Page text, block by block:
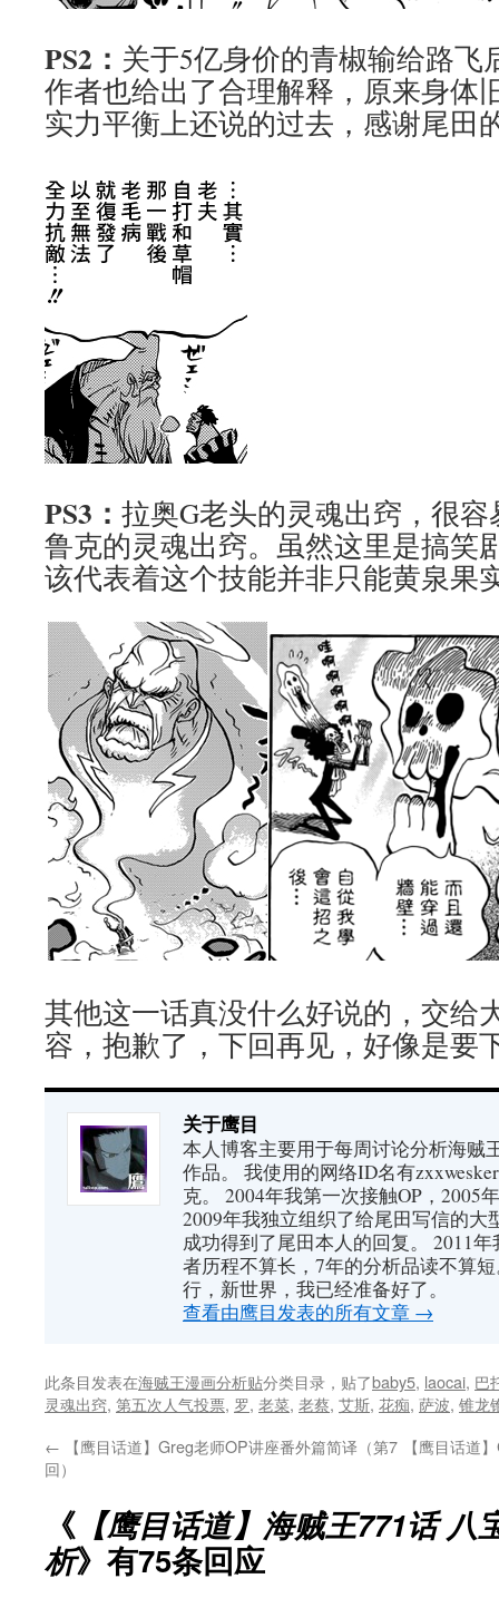
PS2： 关于5亿身价的青椒输给路飞
作者也给出了合理解释，原来身体
实力平衡上还说的过去，感谢尾田
PS3： 拉奥G老头的灵魂出窍，很
鲁克的灵魂出窍。虽然这里是搞笑
该代表着这个技能并非只能黄泉果
其他这一话真没什么好说的，交给
容，抱歉了，下回再见，好像是要
关于鹰目
本人博客主要用于每周讨论分析海贼
作品。 我使用的网络ID名有
克。 2004年我第一次接触OP，2005
2009年我独立组织了给尾田写信的大
成功得到了尾田本人的回复。 2011
者历程不算长，7年的分析品读不算
行，新世界，我已经准备好了。
查看由鹰目发表的所有文章 →
此条目发表在海贼王漫画分析贴分类目录，贴了baby5, laocai, 巴
灵魂出窍, 第五次人气投票, 罗, 老菜, 老蔡, 艾斯, 花痴, 萨波, 锥龙
← 【鹰目话道】Greg老师OP讲座番外篇简译（第7
回）
【鹰目话道
《 【鹰目话道】海贼王771话 八
析》有75条回应